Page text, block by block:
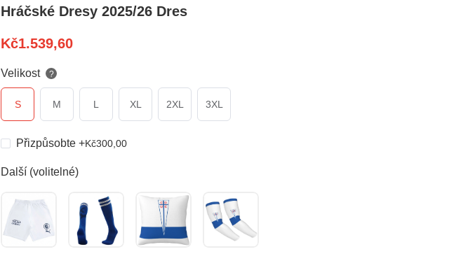
Hráčské Dresy 2025/26 Dres
Kč1.539,60
Velikost ?
S M L XL 2XL 3XL
Přizpůsobte +Kč300,00
Další (volitelné)